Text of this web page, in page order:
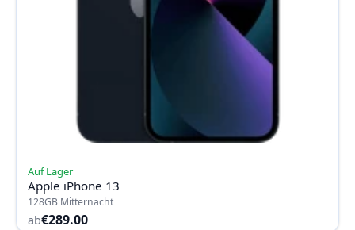
Auf Lager
Apple iPhone 13
128GB Mitternacht
ab€289.00